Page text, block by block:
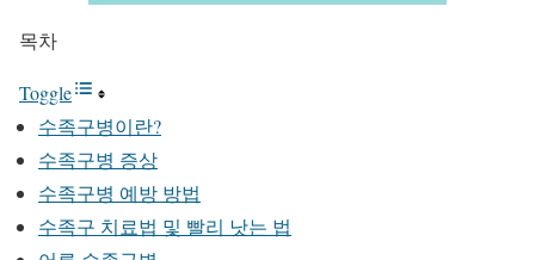
목차
Toggle
수족구병이란?
수족구병 증상
수족구병 예방 방법
수족구 치료법 및 빨리 낫는 법